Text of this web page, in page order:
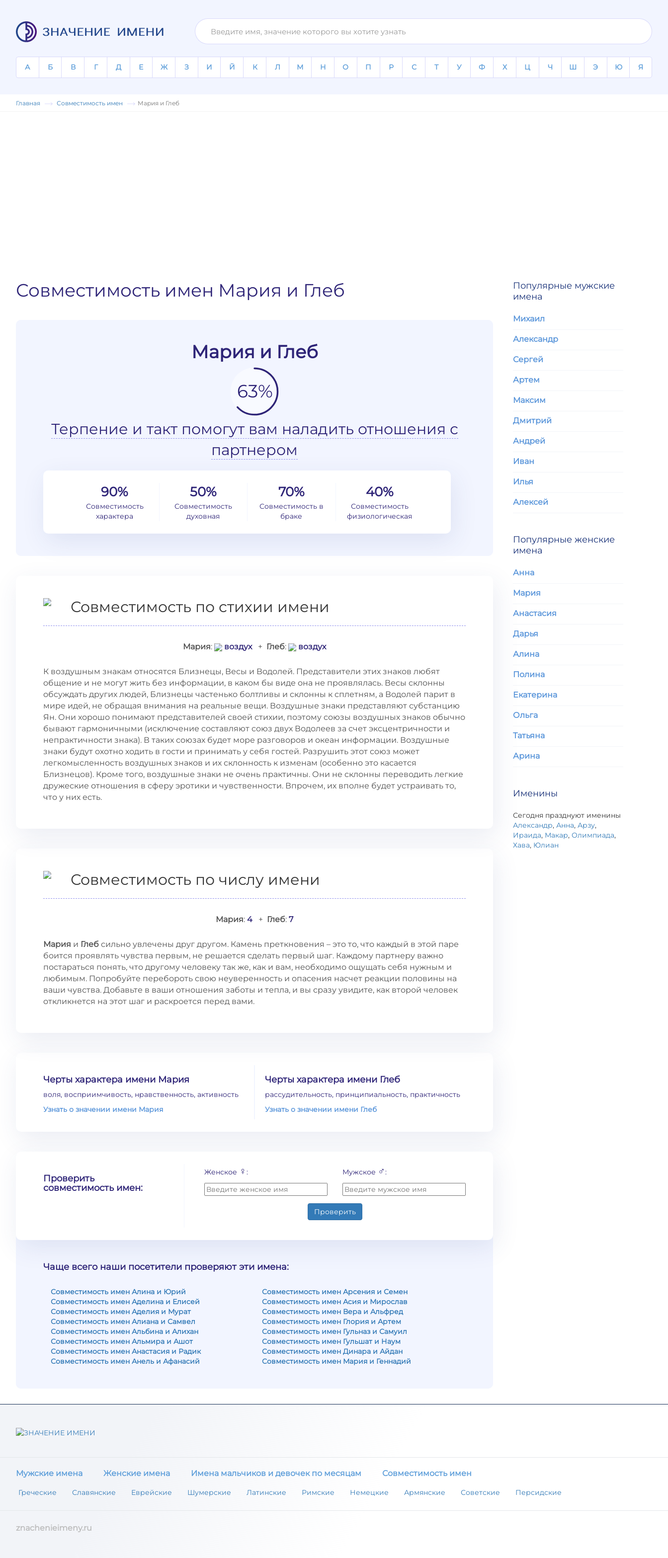
А Б В Г Д Е Ж З И Й К Л М Н О П Р С Т У Ф Х Ц Ч Ш Э Ю Я
Главная Совместимость имен Мария и Глеб
Совместимость имен Мария и Глеб
Мария и Глеб
63%
Терпение и такт помогут вам наладить отношения с
партнером
90%
Совместимость
характера
50%
Совместимость
духовная
70%
Совместимость в
браке
40%
Совместимость
физиологическая
Совместимость по стихии имени
Мария: воздух+ Глеб: воздух
К воздушным знакам относятся Близнецы, Весы и Водолей. Представители этих знаков любят
общение и не могут жить без информации, в каком бы виде она не проявлялась. Весы склонны
обсуждать других людей, Близнецы частенько болтливы и склонны к сплетням, а Водолей парит в
мире идей, не обращая внимания на реальные вещи. Воздушные знаки представляют субстанцию
Ян. Они хорошо понимают представителей своей стихии, поэтому союзы воздушных знаков обычно
бывают гармоничными (исключение составляют союз двух Водолеев за счет эксцентричности и
непрактичности знака). В таких союзах будет море разговоров и океан информации. Воздушные
знаки будут охотно ходить в гости и принимать у себя гостей. Разрушить этот союз может
легкомысленность воздушных знаков и их склонность к изменам (особенно это касается
Близнецов). Кроме того, воздушные знаки не очень практичны. Они не склонны переводить легкие
дружеские отношения в сферу эротики и чувственности. Впрочем, их вполне будет устраивать то,
что у них есть.
Совместимость по числу имени
Мария: 4 + Глеб: 7
Мария и Глеб сильно увлечены друг другом. Камень преткновения – это то, что каждый в этой паре
боится проявлять чувства первым, не решается сделать первый шаг. Каждому партнеру важно
постараться понять, что другому человеку так же, как и вам, необходимо ощущать себя нужным и
любимым. Попробуйте перебороть свою неуверенность и опасения насчет реакции половины на
ваши чувства. Добавьте в ваши отношения заботы и тепла, и вы сразу увидите, как второй человек
откликнется на этот шаг и раскроется перед вами.
Черты характера имени Мария
воля, восприимчивость, нравственность, активность
Узнать о значении имени Мария
Черты характера имени Глеб
рассудительность, принципиальность, практичность
Узнать о значении имени Глеб
Проверить
совместимость имен:
Женское ♀: Мужское ♂:
Проверить
Чаще всего наши посетители проверяют эти имена:
Совместимость имен Алина и Юрий
Совместимость имен Аделина и Елисей
Совместимость имен Аделия и Мурат
Совместимость имен Алиана и Самвел
Совместимость имен Альбина и Алихан
Совместимость имен Альмира и Ашот
Совместимость имен Анастасия и Радик
Совместимость имен Анель и Афанасий
Совместимость имен Арсения и Семен
Совместимость имен Асия и Мирослав
Совместимость имен Вера и Альфред
Совместимость имен Глория и Артем
Совместимость имен Гульназ и Самуил
Совместимость имен Гульшат и Наум
Совместимость имен Динара и Айдан
Совместимость имен Мария и Геннадий
Популярные мужские
имена
Михаил
Александр
Сергей
Артем
Максим
Дмитрий
Андрей
Иван
Илья
Алексей
Популярные женские
имена
Анна
Мария
Анастасия
Дарья
Алина
Полина
Екатерина
Ольга
Татьяна
Арина
Именины
Сегодня празднуют именины
Александр, Анна, Арзу,
Ираида, Макар, Олимпиада,
Хава, Юлиан
Мужские имена Женские имена Имена мальчиков и девочек по месяцам Совместимость имен
Греческие Славянские Еврейские Шумерские Латинские Римские Немецкие Армянские Советские Персидские
znachenieimeny.ru